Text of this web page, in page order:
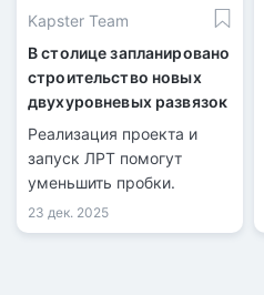
Kapster Team
В столице запланировано
строительство новых
двухуровневых развязок
Реализация проекта и
запуск ЛРТ помогут
уменьшить пробки.
23 дек. 2025